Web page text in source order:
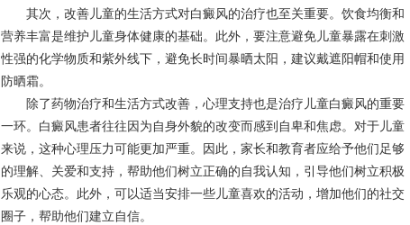
其次，改善儿童的生活方式对白癜风的治疗也至关重要。饮食均衡和
营养丰富是维护儿童身体健康的基础。此外，要注意避免儿童暴露在刺激
性强的化学物质和紫外线下，避免长时间暴晒太阳，建议戴遮阳帽和使用
防晒霜。
除了药物治疗和生活方式改善，心理支持也是治疗儿童白癜风的重要
一环。白癜风患者往往因为自身外貌的改变而感到自卑和焦虑。对于儿童
来说，这种心理压力可能更加严重。因此，家长和教育者应给予他们足够
的理解、关爱和支持，帮助他们树立正确的自我认知，引导他们树立积极
乐观的心态。此外，可以适当安排一些儿童喜欢的活动，增加他们的社交
圈子，帮助他们建立自信。